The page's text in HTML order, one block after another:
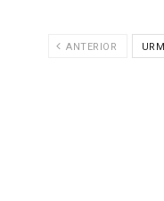
ANTERIOR